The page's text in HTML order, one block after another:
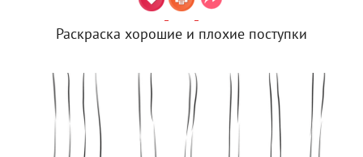
Раскраска хорошие и плохие поступки